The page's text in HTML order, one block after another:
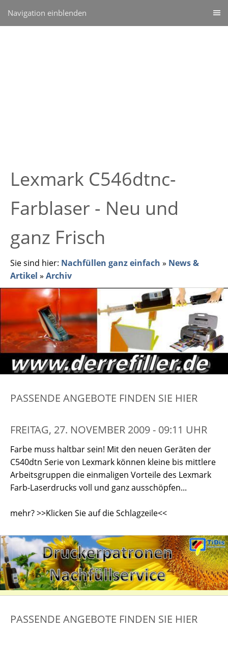
Navigation einblenden
Lexmark C546dtnc-
Farblaser - Neu und
ganz Frisch
Sie sind hier: Nachfüllen ganz einfach » News &
Artikel » Archiv
PASSENDE ANGEBOTE FINDEN SIE HIER
FREITAG, 27. NOVEMBER 2009 - 09:11 UHR
Farbe muss haltbar sein! Mit den neuen Geräten der
C540dtn Serie von Lexmark können kleine bis mittlere
Arbeitsgruppen die einmaligen Vorteile des Lexmark
Farb-Laserdrucks voll und ganz ausschöpfen...
mehr? >>Klicken Sie auf die Schlagzeile<<
PASSENDE ANGEBOTE FINDEN SIE HIER